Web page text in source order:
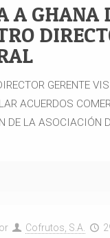
A GHANA
GERENTE
ACUERDOS
DE LA ASOCIACIÓN
Cofrutos, S.A.